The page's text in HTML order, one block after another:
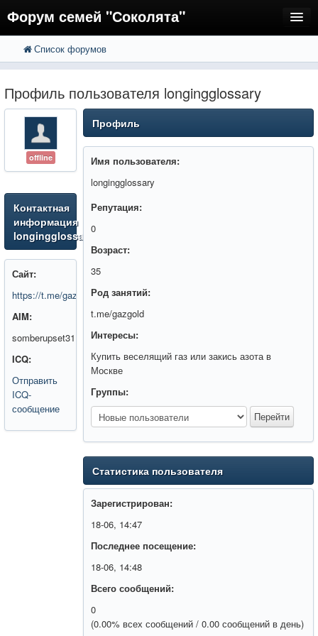
Форум семей "Соколята"
FAQ
Регистрация
Вход
Список форумов
Профиль пользователя longingglossary
offline
Контактная
информация
longingglossary
Сайт:
https://t.me/gazgold
AIM:
somberupset31
ICQ:
Отправить
ICQ-
сообщение
Профиль
Имя пользователя:
longingglossary
Репутация:
0
Возраст:
35
Род занятий:
t.me/gazgold
Интересы:
Купить веселящий газ или закись азота в
Москве
Группы:
Статистика пользователя
Зарегистрирован:
18-06, 14:47
Последнее посещение:
18-06, 14:48
Всего сообщений:
0
(0.00% всех сообщений / 0.00 сообщений в день)